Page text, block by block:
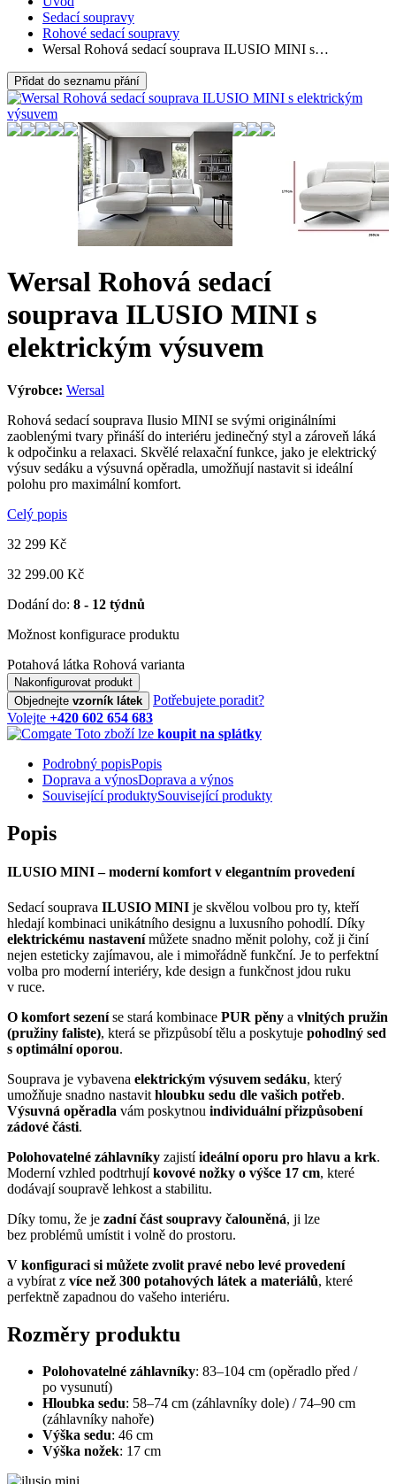
Sedací soupravy
Rohové sedací soupravy
Wersal Rohová sedací souprava ILUSIO MINI s…
Přidat do seznamu přání
Wersal Rohová sedací
souprava ILUSIO MINI s
elektrickým výsuvem
Výrobce: Wersal
Rohová sedací souprava Ilusio MINI se svými originálními
zaoblenými tvary přináší do interiéru jedinečný styl a zároveň láká
k odpočinku a relaxaci. Skvělé relaxační funkce, jako je elektrický
výsuv sedáku a výsuvná opěradla, umožňují nastavit si ideální
polohu pro maximální komfort.
Celý popis
32 299 Kč
32 299.00 Kč
Dodání do: 8 - 12 týdnů
Možnost konfigurace produktu
Potahová látka Rohová varianta
Nakonfigurovat produkt
Objednejte vzorník látek
Potřebujete poradit?
Volejte +420 602 654 683
Toto zboží lze koupit na splátky
Podrobný popisPopis
Doprava a výnosDoprava a výnos
Související produktySouvisející produkty
Popis
ILUSIO MINI – moderní komfort v elegantním provedení
Sedací souprava ILUSIO MINI je skvělou volbou pro ty, kteří
hledají kombinaci unikátního designu a luxusního pohodlí. Díky
elektrickému nastavenímůžete snadno měnit polohy, což ji činí
nejen esteticky zajímavou, ale i mimořádně funkční. Je to perfektní
volba pro moderní interiéry, kde design a funkčnost jdou ruku
v ruce.
O komfort sezeníse stará kombinace PUR pěny a vlnitých pružin
(pružiny faliste), která se přizpůsobí tělu a poskytuje pohodlný sed
s optimální oporou.
Souprava je vybavena elektrickým výsuvem sedáku, který
umožňuje snadno nastavit hloubku sedu dle vašich potřeb.
Výsuvná opěradla vám poskytnou individuální přizpůsobení
zádové části.
Polohovatelné záhlavníky zajistíideální oporu pro hlavu a krk.
Moderní vzhled podtrhujíkovové nožky o výšce 17 cm, které
dodávají soupravě lehkost a stabilitu.
Díky tomu, že je zadní část soupravy čalouněná, ji lze
bez problémů umístit i volně do prostoru.
V konfiguraci si můžete zvolit pravé nebo levé provedení
a vybírat z více než 300 potahových látek a materiálů, které
perfektně zapadnou do vašeho interiéru.
Rozměry produktu
Polohovatelné záhlavníky: 83–104 cm (opěradlo před /
po vysunutí)
Hloubka sedu: 58–74 cm (záhlavníky dole) / 74–90 cm
(záhlavníky nahoře)
Výška sedu: 46 cm
Výška nožek: 17 cm